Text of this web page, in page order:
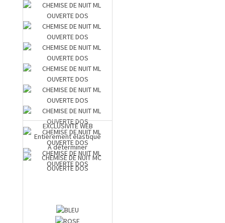
EXCLUSIVITE WEB
Entièrement élastiqué
A déterminer